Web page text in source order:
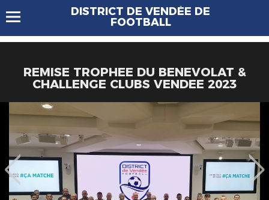
DISTRICT DE VENDÉE DE
FOOTBALL
REMISE TROPHEE DU BENEVOLAT &
CHALLENGE CLUBS VENDEE 2023